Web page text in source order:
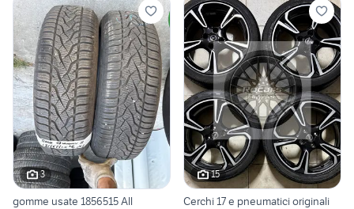
3
gomme usate 1856515 All
15
Cerchi 17 e pneumatici originali